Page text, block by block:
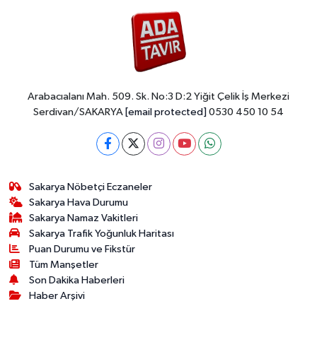
Karaman Mahallesi, Cahit Kıraç Caddesi No:31 16 Adapazarı Sakarya
Yol Tarifi Al
Arabacıalanı Mah. 509. Sk. No:3 D:2 Yiğit Çelik İş Merkezi
Serdivan/SAKARYA [email protected] 0530 450 10 54
Sakarya Nöbetçi Eczaneler
Sakarya Hava Durumu
Sakarya Namaz Vakitleri
Sakarya Trafik Yoğunluk Haritası
Puan Durumu ve Fikstür
Tüm Manşetler
Son Dakika Haberleri
Haber Arşivi